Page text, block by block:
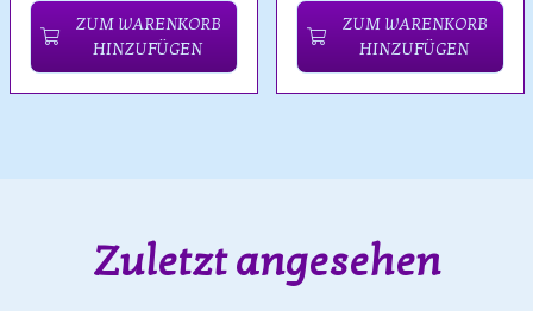
ZUM WARENKORB
HINZUFÜGEN
ZUM WARENKORB
HINZUFÜGEN
Zuletzt angesehen